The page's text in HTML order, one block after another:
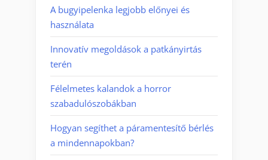
A bugyipelenka legjobb előnyei és
használata
Innovatív megoldások a patkányirtás
terén
Félelmetes kalandok a horror
szabadulószobákban
Hogyan segíthet a páramentesítő bérlés
a mindennapokban?